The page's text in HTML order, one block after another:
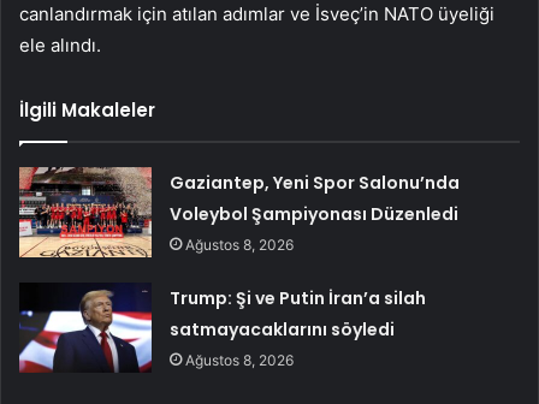
canlandırmak için atılan adımlar ve İsveç’in NATO üyeliği
ele alındı.
İlgili Makaleler
Gaziantep, Yeni Spor Salonu’nda
Voleybol Şampiyonası Düzenledi
Ağustos 8, 2026
Trump: Şi ve Putin İran’a silah
satmayacaklarını söyledi
Ağustos 8, 2026